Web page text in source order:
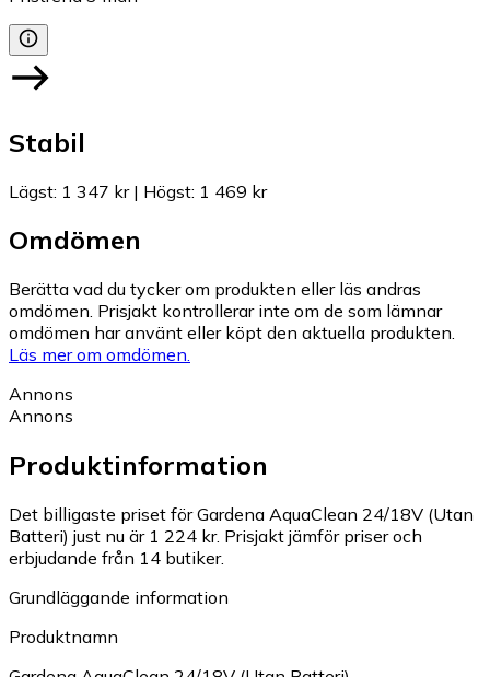
Stabil
Lägst: 1 347 kr| Högst: 1 469 kr
Omdömen
Berätta vad du tycker om produkten eller läs andras
omdömen. Prisjakt kontrollerar inte om de som lämnar
omdömen har använt eller köpt den aktuella produkten.
Läs mer om omdömen.
Annons
Annons
Produktinformation
Det billigaste priset för Gardena AquaClean 24/18V (Utan
Batteri) just nu är 1 224 kr. Prisjakt jämför priser och
erbjudande från 14 butiker.
Grundläggande information
Produktnamn